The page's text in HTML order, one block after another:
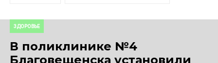
ЗДОРОВЬЕ
В поликлинике №4
Благовещенска установили